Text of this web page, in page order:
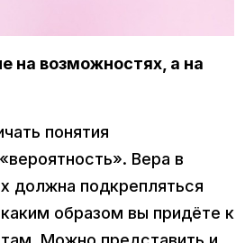
на возможностях, а на
понятия
Вера в
должна подкрепляться
образом вы придёте к